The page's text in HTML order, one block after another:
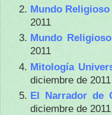
Mundo Religioso
2011
Mundo
2011
Mitología
diciembre de 2011
El Narrador de
diciembre de 2011